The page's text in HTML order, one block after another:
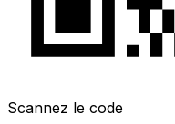
Scannez le code